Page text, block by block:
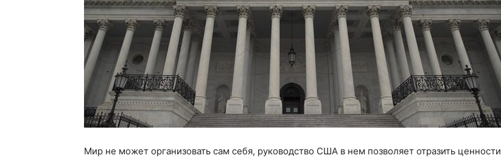
Мир не может организовать сам себя, руководство США в нем позволяет отразить ценности